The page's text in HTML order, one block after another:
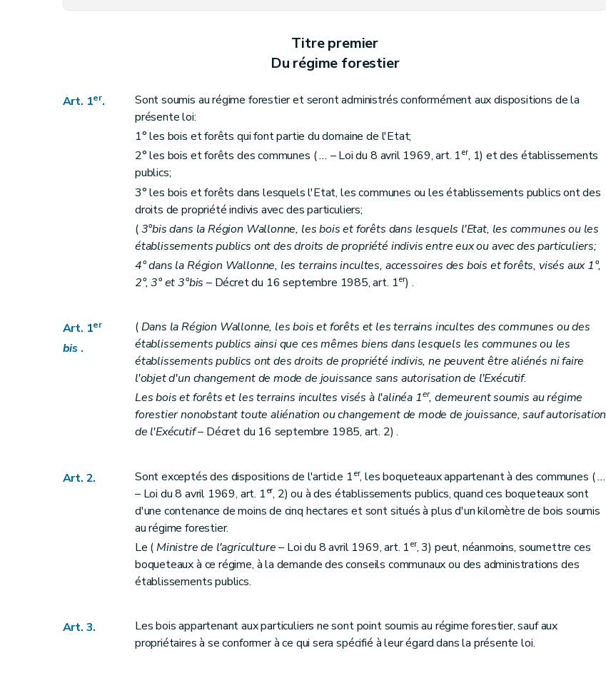
Délimitations et abornements
Titre IV
Aménagements
Section 1 Dispositions générales
Art. 36
Art. 37
Art. 38
Art. 39
Art. 40
Art. 43
Art. 44
Titre premier
Du régime forestier
Art. 1er.
Sont soumis au régime forestier et seront administrés conformément aux dispositions de la
présente loi:
1° les bois et forêts qui font partie du domaine de l'Etat;
2° les bois et forêts des communes (... – Loi du 8 avril 1969, art. 1er, 1) et des établissements
publics;
3° les bois et forêts dans lesquels l'Etat, les communes ou les établissements publics ont des
droits de propriété indivis avec des particuliers;
(3°bis dans la Région Wallonne, les bois et forêts dans lesquels l'Etat, les communes ou les
établissements publics ont des droits de propriété indivis entre eux ou avec des particuliers;
4° dans la Région Wallonne, les terrains incultes, accessoires des bois et forêts, visés aux 1°,
2°, 3° et 3°bis – Décret du 16 septembre 1985, art. 1er) .
Art. 1er
bis.
(Dans la Région Wallonne, les bois et forêts et les terrains incultes des communes ou des
établissements publics ainsi que ces mêmes biens dans lesquels les communes ou les
établissements publics ont des droits de propriété indivis, ne peuvent être aliénés ni faire
l'objet d'un changement de mode de jouissance sans autorisation de l'Exécutif.
Les bois et forêts et les terrains incultes visés à l'alinéa 1er, demeurent soumis au régime
forestier nonobstant toute aliénation ou changement de mode de jouissance, sauf autorisation
de l'Exécutif– Décret du 16 septembre 1985, art. 2) .
Art. 2. Sont exceptés des dispositions de l'article 1er, les boqueteaux appartenant à des communes (...
– Loi du 8 avril 1969, art. 1er, 2) ou à des établissements publics, quand ces boqueteaux sont
d'une contenance de moins de cinq hectares et sont situés à plus d'un kilomètre de bois soumis
au régime forestier.
Le (Ministre de l'agriculture– Loi du 8 avril 1969, art. 1er, 3) peut, néanmoins, soumettre ces
boqueteaux à ce régime, à la demande des conseils communaux ou des administrations des
établissements publics.
Art. 3.
Les bois appartenant aux particuliers ne sont point soumis au régime forestier, sauf aux
propriétaires à se conformer à ce qui sera spécifié à leur égard dans la présente loi.